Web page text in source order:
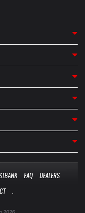
FAQ
DEALERS